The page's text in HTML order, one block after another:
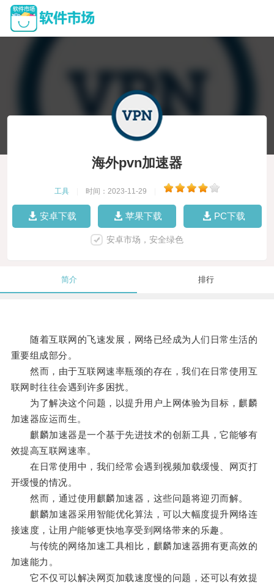
海外pvn加速器
工具 时间：2023-11-29
安卓下载 苹果下载 PC下载
安卓市场，安全绿色
简介 排行
随着互联网的飞速发展，网络已经成为人们日常生活的
重要组成部分。
然而，由于互联网速率瓶颈的存在，我们在日常使用互
联网时往往会遇到许多困扰。
为了解决这个问题，以提升用户上网体验为目标，麒麟
加速器应运而生。
麒麟加速器是一个基于先进技术的创新工具，它能够有
效提高互联网速率。
在日常使用中，我们经常会遇到视频加载缓慢、网页打
开缓慢的情况。
然而，通过使用麒麟加速器，这些问题将迎刃而解。
麒麟加速器采用智能优化算法，可以大幅度提升网络连
接速度，让用户能够更快地享受到网络带来的乐趣。
与传统的网络加速工具相比，麒麟加速器拥有更高效的
加速能力。
它不仅可以解决网页加载速度慢的问题，还可以有效提